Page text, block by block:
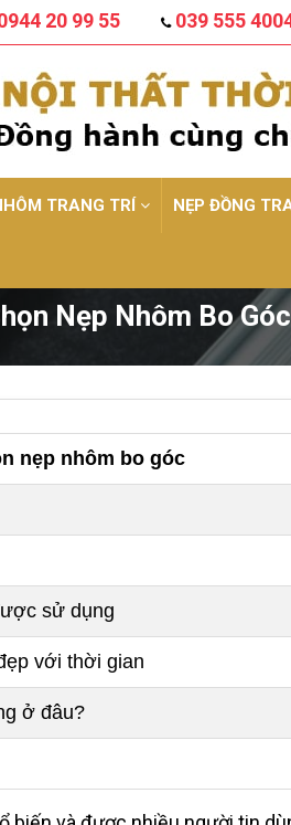
20 99 55 039 555
TRANG TRÍ NẸP ĐỒNG
Nẹp Nhôm Bo Góc
nẹp nhôm bo góc
sử dụng
với thời gian
ở đâu?